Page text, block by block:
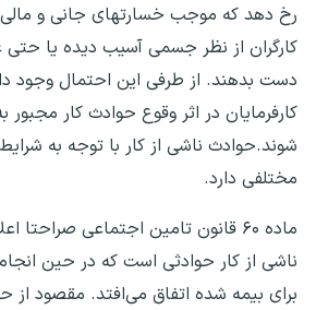
رخ دهد که موجب خسارتهای جانی و
کارگران از نظر جسمی آسیب دیده یا حتی
دست بدهند. از طرفی این احتمال وجود
کارفرمایان در اثر وقوع حوادث کار
شوند.حوادث ناشی از کار با توجه به شرایط
مختلفی دارد.
ماده ۶۰ قانون تامین اجتماعی
ناشی از کار حوادثی است که در حین
برای بیمه شده اتفاق می‌افتد.‌ مقصود از